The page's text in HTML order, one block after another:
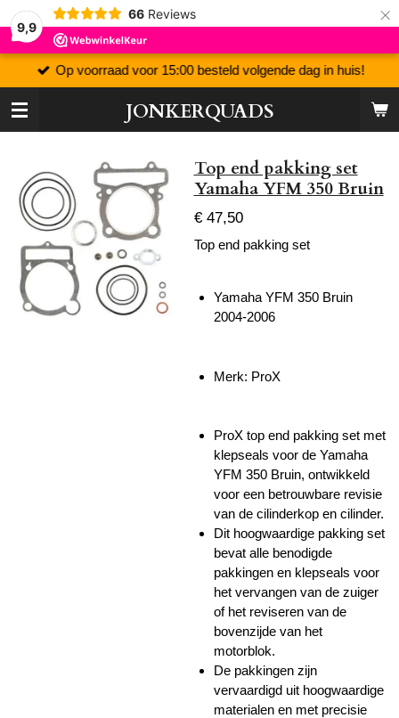
9,9
66 Reviews ×
JONKERQUADS
Op voorraad voor 15:00 besteld volgende dag in huis!
Top end pakking set
Yamaha YFM 350 Bruin
€ 47,50
Top end pakking set
Yamaha YFM 350 Bruin
2004-2006
Merk: ProX
ProX top end pakking set met
klepseals voor de Yamaha
YFM 350 Bruin, ontwikkeld
voor een betrouwbare revisie
van de cilinderkop en cilinder.
Dit hoogwaardige pakking set
bevat alle benodigde
pakkingen en klepseals voor
het vervangen van de zuiger
of het reviseren van de
bovenzijde van het
motorblok.
De pakkingen zijn
vervaardigd uit hoogwaardige
materialen en met precisie